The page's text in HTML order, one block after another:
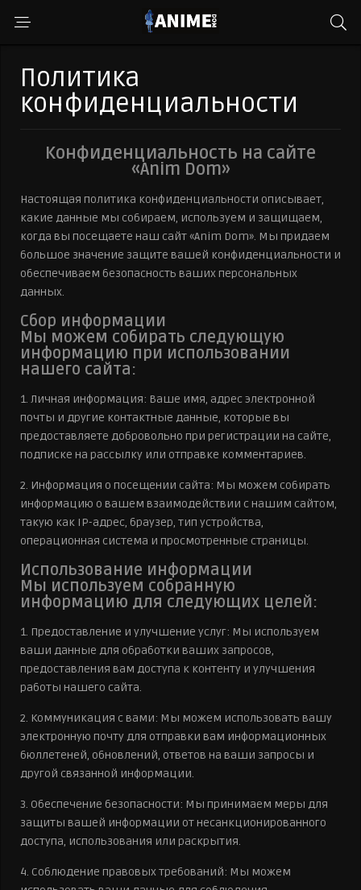
Политика
конфиденциальности
Конфиденциальность на сайте
«Anim Dom»
Настоящая политика конфиденциальности описывает,
какие данные мы собираем, используем и защищаем,
когда вы посещаете наш сайт «Anim Dom». Мы придаем
большое значение защите вашей конфиденциальности и
обеспечиваем безопасность ваших персональных
данных.
Сбор информации
Мы можем собирать следующую
информацию при использовании
нашего сайта:
1. Личная информация: Ваше имя, адрес электронной
почты и другие контактные данные, которые вы
предоставляете добровольно при регистрации на сайте,
подписке на рассылку или отправке комментариев.
2. Информация о посещении сайта: Мы можем собирать
информацию о вашем взаимодействии с нашим сайтом,
такую как IP-адрес, браузер, тип устройства,
операционная система и просмотренные страницы.
Использование информации
Мы используем собранную
информацию для следующих целей:
1. Предоставление и улучшение услуг: Мы используем
ваши данные для обработки ваших запросов,
предоставления вам доступа к контенту и улучшения
работы нашего сайта.
2. Коммуникация с вами: Мы можем использовать вашу
электронную почту для отправки вам информационных
бюллетеней, обновлений, ответов на ваши запросы и
другой связанной информации.
3. Обеспечение безопасности: Мы принимаем меры для
защиты вашей информации от несанкционированного
доступа, использования или раскрытия.
4. Соблюдение правовых требований: Мы можем